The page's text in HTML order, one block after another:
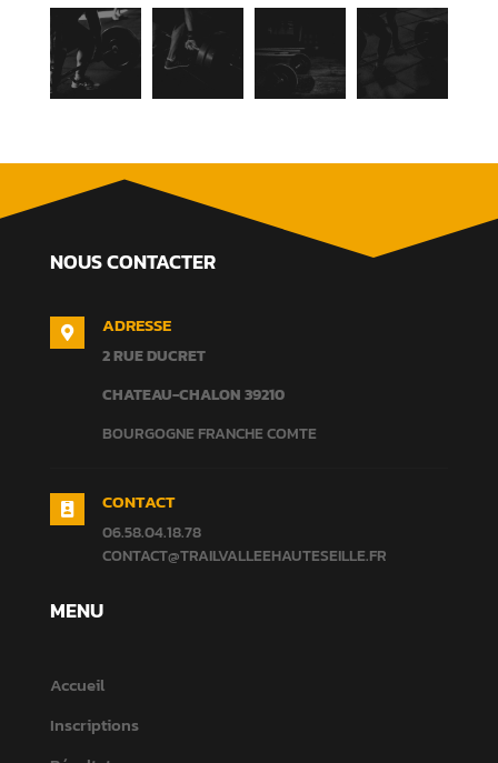
NOUS CONTACTER
 ADRESSE
2 RUE DUCRET
CHATEAU-CHALON39210
BOURGOGNE FRANCHE COMTE
 CONTACT
06.58.04.18.78
CONTACT@TRAILVALLEEHAUTESEILLE.FR
MENU
Accueil
Inscriptions